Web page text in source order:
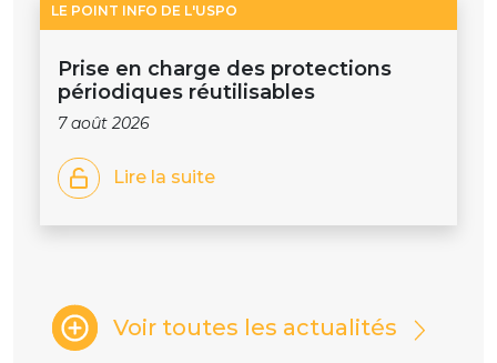
LE POINT INFO DE L'USPO
Prise en charge des protections
périodiques réutilisables
7 août 2026
Lire la suite
Voir toutes les actualités